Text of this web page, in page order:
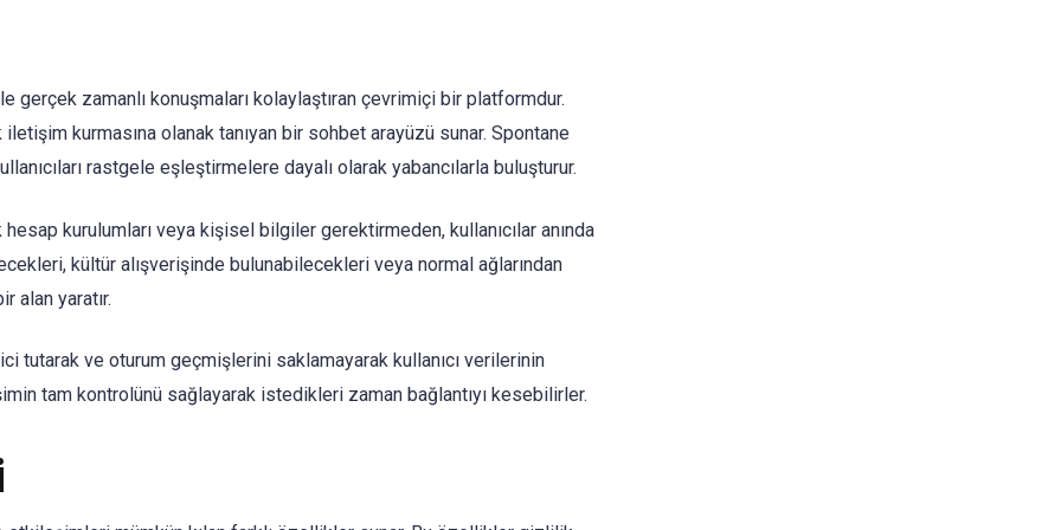
gerçek zamanlı konuşmaları kolaylaştıran çevrimiçi bir platformdur.
kurmasına olanak tanıyan bir sohbet arayüzü sunar. Spontane
rastgele eşleştirmelere dayalı olarak yabancılarla buluşturur.
kurulumları veya kişisel bilgiler gerektirmeden, kullanıcılar anında
kültür alışverişinde bulunabilecekleri veya normal ağlarından
alan yaratır.
ve oturum geçmişlerini saklamayarak kullanıcı verilerinin
tam kontrolünü sağlayarak istedikleri zaman bağlantıyı kesebilirler.